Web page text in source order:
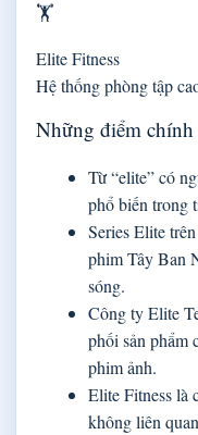
🏋️
Elite Fitness
Hệ thống phòng tập
Những điểm chính
Từ “elite” có
phổ biến trong
Series Elite
phim Tây Ban
sóng.
Công ty Elite
phối sản phẩm
phim ảnh.
Elite Fitness là
không liên